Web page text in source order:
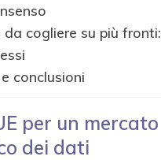
cogliere su più fronti:
conclusioni
per un mercato
dei dati